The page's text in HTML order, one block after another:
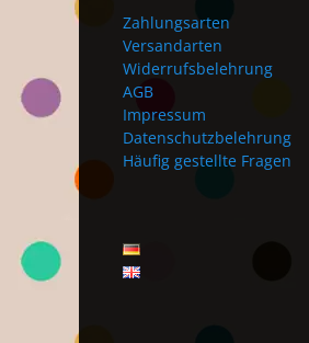
Zahlungsarten
Versandarten
Widerrufsbelehrung
AGB
Impressum
Datenschutzbelehrung
Häufig gestellte Fragen